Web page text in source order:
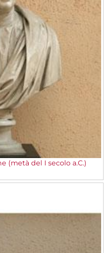
(metà del I secolo a.C.)